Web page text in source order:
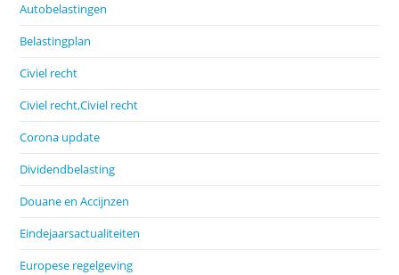
Autobelastingen
Belastingplan
Civiel recht
Civiel recht,Civiel recht
Corona update
Dividendbelasting
Douane en Accijnzen
Eindejaarsactualiteiten
Europese regelgeving